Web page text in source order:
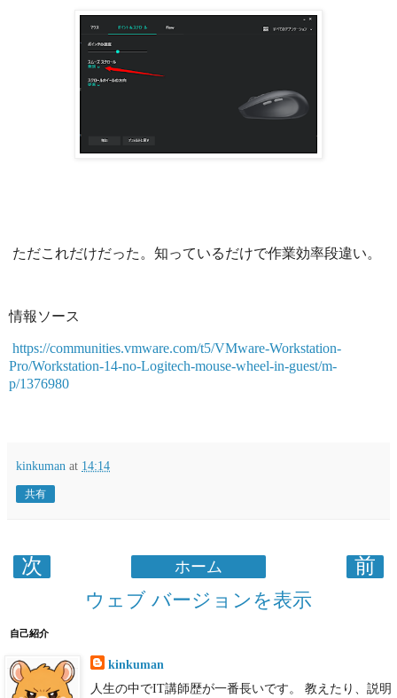
ただこれだけだった。知っているだけで作業効率段違い。
情報ソース
https://communities.vmware.com/t5/VMware-Workstation-
Pro/Workstation-14-no-Logitech-mouse-wheel-in-guest/m-
p/1376980
kinkuman at 14:14
共有
次 前
ホーム
ウェブ バージョンを表示
自己紹介
kinkuman
人生の中でIT講師歴が一番長いです。 教えたり、説明